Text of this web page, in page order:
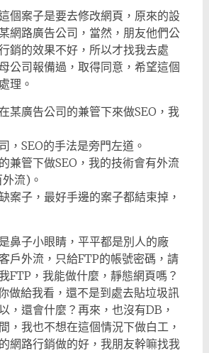
個案子是要去修改網頁，原來的設
網路廣告公司，當然，朋友他們公
銷的效果不好，所以才找我去處
公司報備過，取得同意，希望這個
理。
某廣告公司的兼管下來做SEO，我
，SEO的手法是旁門左道。
兼管下做SEO，我的技術會有外流
流)。
案子，最好手邊的案子都結束掉，
鼻子小眼睛，平平都是別人的廠
戶外流，只給FTP的帳號密碼，請
FTP，我能做什麼，靜態網頁嗎？
做給我看，還不是到處去貼垃圾訊
，還會什麼？再來，也沒有DB，
，我也不想在這個情況下做白工，
網路行銷做的好，我朋友幹嘛找我